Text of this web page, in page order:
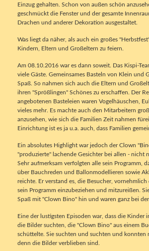
Einzug gehalten. Schon von außen schön
geschmückt die Fenster und der gesamte
Drachen und anderer Dekoration ausgestaltet.
Was liegt da näher, als auch ein großes
Kindern, Eltern und Großeltern zu feiern.
Am 08.10.2016 war es dann soweit. Das Kispi-
viele Gäste. Gemeinsames Basteln von Klein und
Spaß. So nahmen sich auch die Eltern und
ihren "Sprößlingen" Schönes zu erschaffen. Der
angebotenen Basteleien waren Vogelhäuschen,
vieles mehr. Es machte auch den Mitarbeitern
anzusehen, wie sich die Familien Zeit nahmen
Einrichtung ist es ja u.a. auch, dass Familien
Ein absolutes Highlight war jedoch der Clown
"produzierte" lachende Gesichter bei allen - nicht
Sehr aufmerksam verfolgten alle sein Programm,
über Bauchreden und Ballonmodellieren sowie
reichte. Er verstand es, die Besucher, vornehmlich
sein Programm einzubeziehen und mitzureißen.
Spaß mit "Clown Bino" hin und waren ganz bei der
Eine der lustigsten Episoden war, dass die Kinder
die Bilder suchten, die "Clown Bino" aus einem
schüttelte. Sie suchten und suchten und konnten
denn die Bilder verblieben sind.